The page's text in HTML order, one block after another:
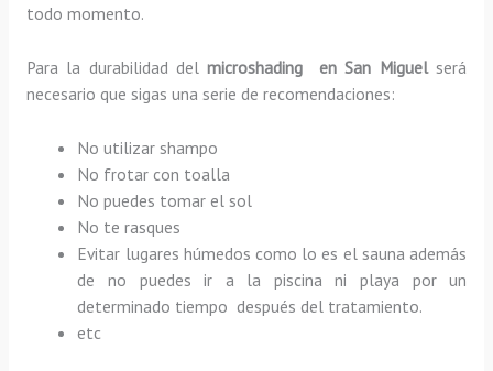
todo momento.
Para la durabilidad delmicroshading en San Miguel será
necesario que sigas una serie de recomendaciones:
No utilizar shampo
No frotar con toalla
No puedes tomar el sol
No te rasques
Evitar lugares húmedos como lo es el sauna además
de no puedes ir a la piscina ni playa por un
determinado tiempo después del tratamiento.
etc